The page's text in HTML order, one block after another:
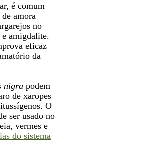
é comum
amora
no
amigdalite.
eficaz
da
nigra podem
de xaropes
O
ser usado no
vermes e
do sistema